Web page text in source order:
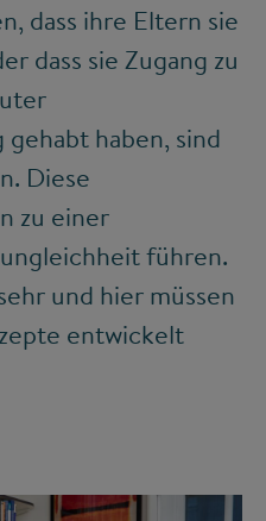
dass ihre Eltern sie
dass sie Zugang zu
haben, sind
Diese
zu einer
führen.
und hier müssen
entwickelt